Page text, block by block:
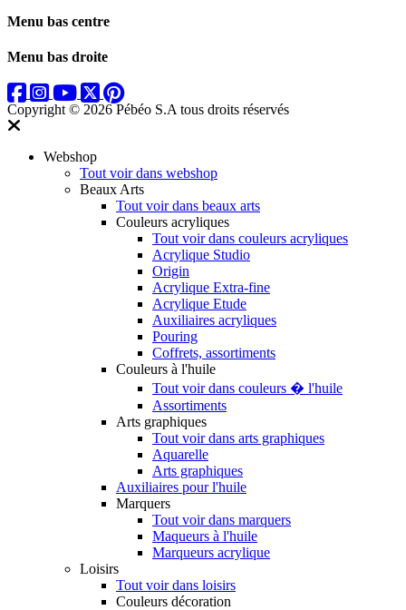
Menu bas centre
Menu bas droite
Copyright © 2026 Pébéo S.A tous droits réservés
Webshop
Tout voir dans webshop
Beaux Arts
Tout voir dans beaux arts
Couleurs acryliques
Tout voir dans couleurs acryliques
Acrylique Studio
Origin
Acrylique Extra-fine
Acrylique Etude
Auxiliaires acryliques
Pouring
Coffrets, assortiments
Couleurs à l'huile
Tout voir dans couleurs � l'huile
Assortiments
Arts graphiques
Tout voir dans arts graphiques
Aquarelle
Arts graphiques
Auxiliaires pour l'huile
Marquers
Tout voir dans marquers
Maqueurs à l'huile
Marqueurs acrylique
Loisirs
Tout voir dans loisirs
Couleurs décoration